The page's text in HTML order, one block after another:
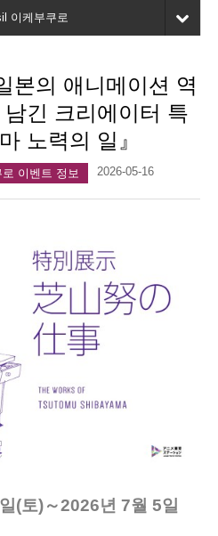
이케부쿠로
본의 애니메이션 역
긴 크리에이터 특
노력의 일』
로 이벤트 정보 2026-05-16
(토)～2026년 7월 5일